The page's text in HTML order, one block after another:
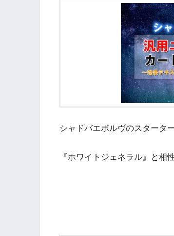
シャドバエボルヴのスタータ
『ホワイトジェネラル』と相